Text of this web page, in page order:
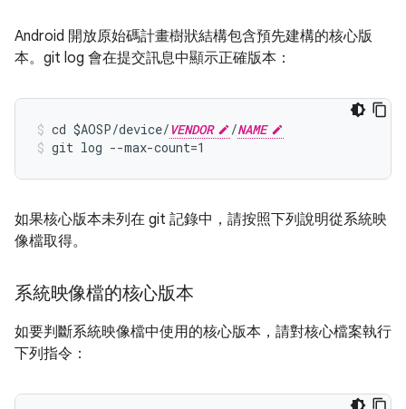
Android 開放原始碼計畫樹狀結構包含預先建構的核心版
本。git log 會在提交訊息中顯示正確版本：
cd $AOSP/device/VENDOR /NAME
git log --max-count=1
如果核心版本未列在 git 記錄中，請按照下列說明從系統映
像檔取得。
系統映像檔的核心版本
如要判斷系統映像檔中使用的核心版本，請對核心檔案執行
下列指令：